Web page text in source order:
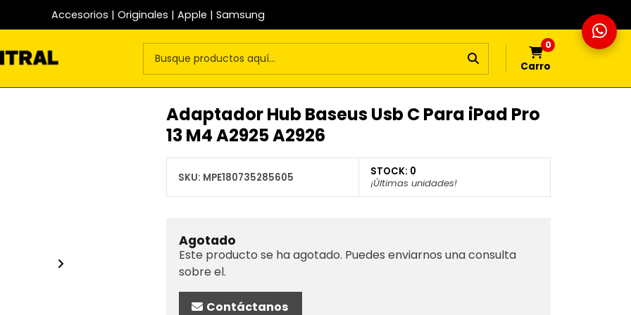
Accesorios | Originales | Apple | Samsung
0
Carro
Adaptador Hub Baseus Usb C Para iPad Pro
13 M4 A2925 A2926
SKU: MPE180735285605 STOCK: 0
¡Últimas unidades!
Agotado
Este producto se ha agotado. Puedes enviarnos una consulta
sobre el.
Contáctanos